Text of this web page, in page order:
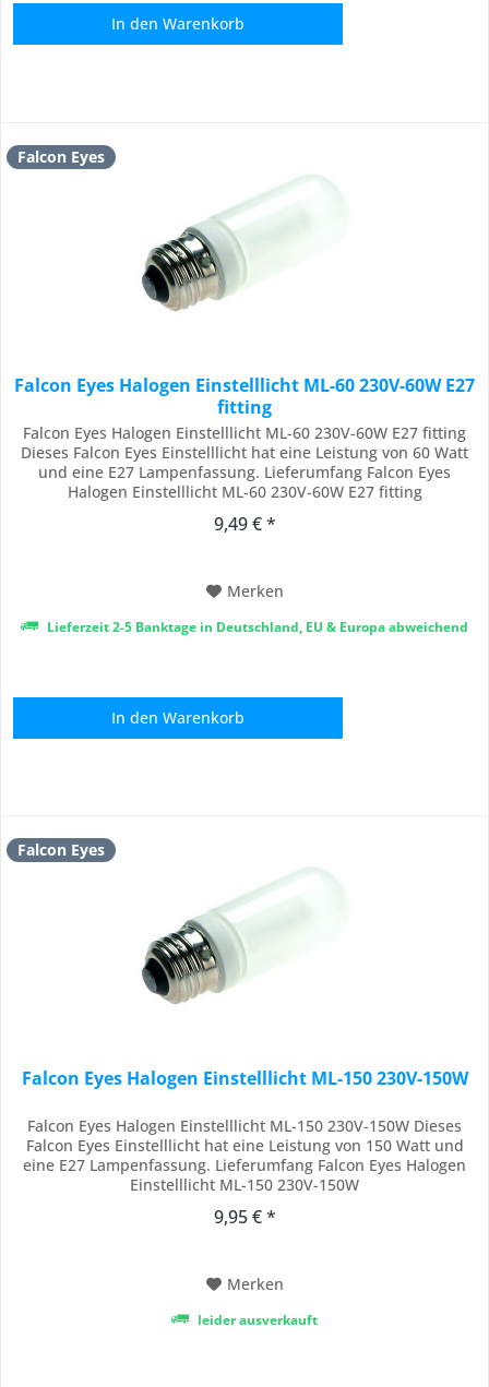
In den Warenkorb
Falcon Eyes
Falcon Eyes Halogen Einstelllicht ML-60 230V-60W E27
fitting
Falcon Eyes Halogen Einstelllicht ML-60 230V-60W E27 fitting
Dieses Falcon Eyes Einstelllicht hat eine Leistung von 60 Watt
und eine E27 Lampenfassung. Lieferumfang Falcon Eyes
Halogen Einstelllicht ML-60 230V-60W E27 fitting
9,49 € *
Merken
Lieferzeit 2-5 Banktage in Deutschland, EU & Europa abweichend
In den Warenkorb
Falcon Eyes
Falcon Eyes Halogen Einstelllicht ML-150 230V-150W
Falcon Eyes Halogen Einstelllicht ML-150 230V-150W Dieses
Falcon Eyes Einstelllicht hat eine Leistung von 150 Watt und
eine E27 Lampenfassung. Lieferumfang Falcon Eyes Halogen
Einstelllicht ML-150 230V-150W
9,95 € *
Merken
leider ausverkauft